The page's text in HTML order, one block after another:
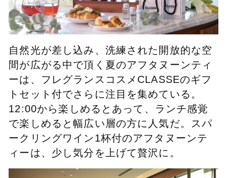
自然光が差し込み、洗練された開放的な空
間が広がる中で頂く夏のアフタヌーンティ
ーは、フレグランスコスメCLASSEのギフ
トセット付でさらに注目を集めている。
12:00から楽しめるとあって、ランチ感覚
で楽しめると幅広い層の方に人気だ。スパ
ークリングワイン1杯付のアフタヌーンテ
ィーは、少し気分を上げて贅沢に。